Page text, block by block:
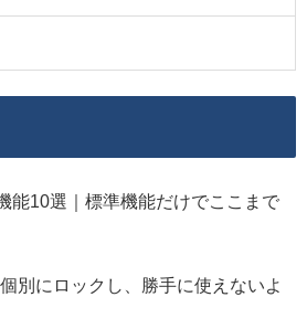
能10選｜標準機能だけでここまで
別にロックし、勝手に使えないよ